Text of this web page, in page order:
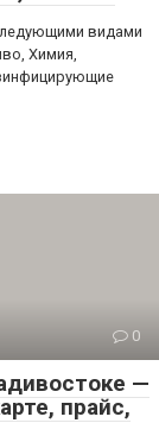
видами
Химия,
0
—
прайс,